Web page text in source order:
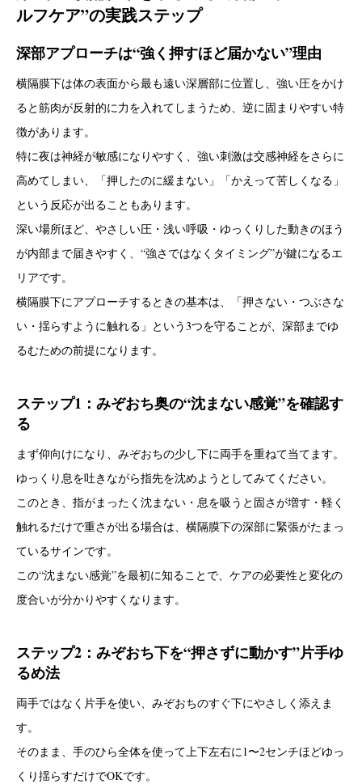
ルフケア”の実践ステップ
深部アプローチは“強く押すほど届かない”理由
横隔膜下は体の表面から最も遠い深層部に位置し、強い圧をかけ
ると筋肉が反射的に力を入れてしまうため、逆に固まりやすい特
徴があります。
特に夜は神経が敏感になりやすく、強い刺激は交感神経をさらに
高めてしまい、「押したのに緩まない」「かえって苦しくなる」
という反応が出ることもあります。
深い場所ほど、やさしい圧・浅い呼吸・ゆっくりした動きのほう
が内部まで届きやすく、“強さではなくタイミング”が鍵になるエ
リアです。
横隔膜下にアプローチするときの基本は、「押さない・つぶさな
い・揺らすように触れる」という3つを守ることが、深部までゆ
るむための前提になります。
ステップ1：みぞおち奥の“沈まない感覚”を確認す
る
まず仰向けになり、みぞおちの少し下に両手を重ねて当てます。
ゆっくり息を吐きながら指先を沈めようとしてみてください。
このとき、指がまったく沈まない・息を吸うと固さが増す・軽く
触れるだけで重さが出る場合は、横隔膜下の深部に緊張がたまっ
ているサインです。
この“沈まない感覚”を最初に知ることで、ケアの必要性と変化の
度合いが分かりやすくなります。
ステップ2：みぞおち下を“押さずに動かす”片手ゆ
るめ法
両手ではなく片手を使い、みぞおちのすぐ下にやさしく添えま
す。
そのまま、手のひら全体を使って上下左右に1〜2センチほどゆっ
くり揺らすだけでOKです。